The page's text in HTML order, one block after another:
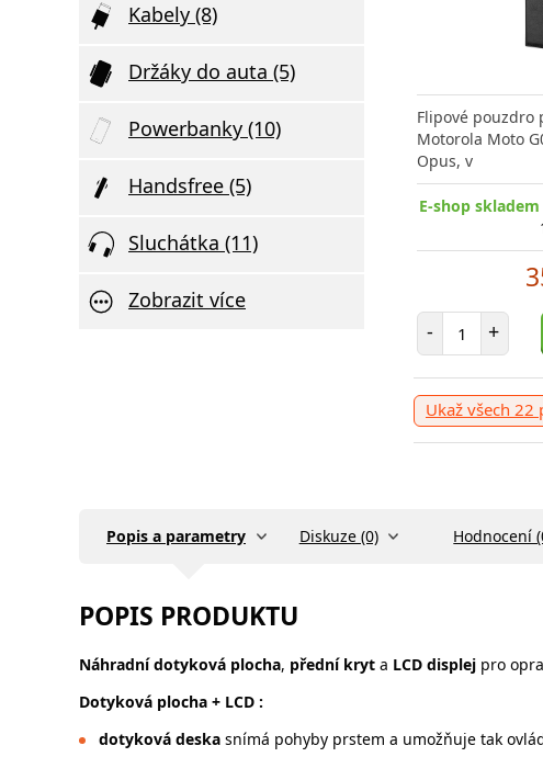
Kabely (8)
Držáky do auta (5)
Powerbanky (10)
Handsfree (5)
Sluchátka (11)
Zobrazit více
Flipové
Motorola Moto
Opus, v
E-shop
- Počet
+
Ukaž všech 22
Popis a parametry Diskuze (0) Hodnocení
POPIS PRODUKTU
Náhradní dotyková plocha, přední kryt a LCD displej pro
Dotyková plocha + LCD :
dotyková deskasnímá pohyby prstem a umožňuje tak